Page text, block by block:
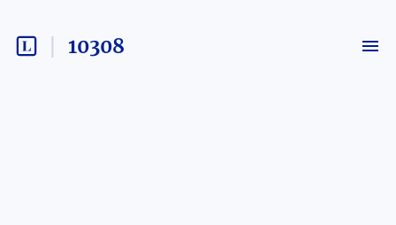
10308